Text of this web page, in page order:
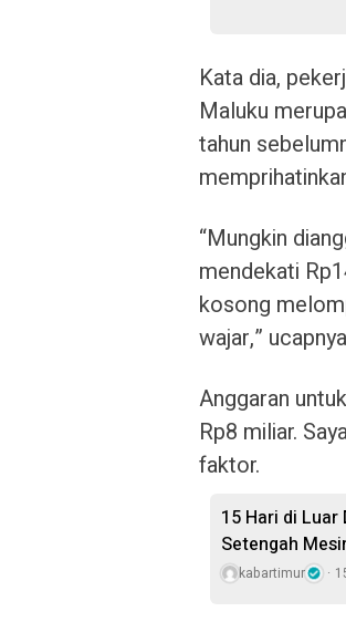
Kata dia,
Maluku
tahun
“Mungkin
mendekati
kosong
wajar,”
Anggaran
Rp8 miliar.
faktor.
15 Hari di Luar
Setengah
kabartimur